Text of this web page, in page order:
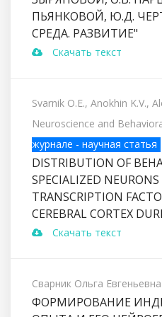
ПЬЯНКОВОЙ, Ю.Д.
СРЕДА. РАЗВИТИЕ"
Скачать текст
Svarnik O.E., Anokhin K.V.,
Neuroscience and
журнале - научная статья
DISTRIBUTION OF
SPECIALIZED
TRANSCRIPTION
CEREBRAL CORTEX
Скачать текст
Сварник Ольга Евгеньевна
ФОРМИРОВАНИЕ